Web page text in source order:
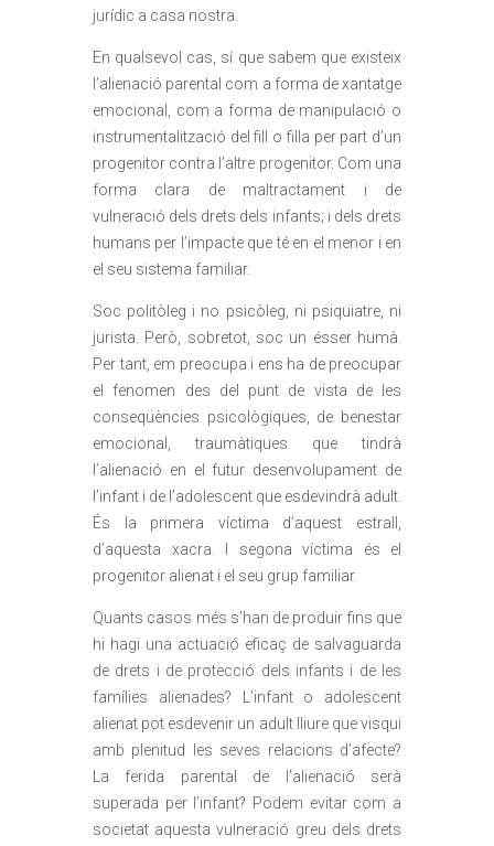
jurídic a casa nostra.
En qualsevol cas, sí que sabem que existeix
l’alienació parental com a forma de xantatge
emocional, com a forma de manipulació o
instrumentalització del fill o filla per part d’un
progenitor contra l’altre progenitor. Com una
forma clara de maltractament i de
vulneració dels drets dels infants; i dels drets
humans per l’impacte que té en el menor i en
el seu sistema familiar.
Soc politòleg i no psicòleg, ni psiquiatre, ni
jurista. Però, sobretot, soc un ésser humà.
Per tant, em preocupa i ens ha de preocupar
el fenomen des del punt de vista de les
conseqüències psicològiques, de benestar
emocional, traumàtiques que tindrà
l’alienació en el futur desenvolupament de
l’infant i de l’adolescent que esdevindrà adult.
És la primera víctima d’aquest estrall,
d’aquesta xacra. I segona víctima és el
progenitor alienat i el seu grup familiar.
Quants casos més s’han de produir fins que
hi hagi una actuació eficaç de salvaguarda
de drets i de protecció dels infants i de les
famílies alienades? L’infant o adolescent
alienat pot esdevenir un adult lliure que visqui
amb plenitud les seves relacions d’afecte?
La ferida parental de l’alienació serà
superada per l’infant? Podem evitar com a
societat aquesta vulneració greu dels drets